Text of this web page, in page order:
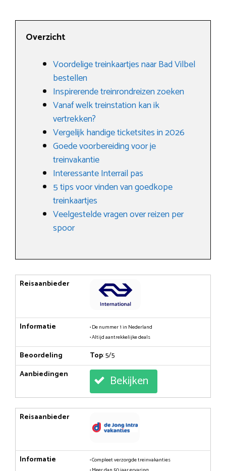
Overzicht
Voordelige treinkaartjes naar Bad Vilbel
bestellen
Inspirerende treinrondreizen zoeken
Vanaf welk treinstation kan ik
vertrekken?
Vergelijk handige ticketsites in 2026
Goede voorbereiding voor je
treinvakantie
Interessante Interrail pas
5 tips voor vinden van goedkope
treinkaartjes
Veelgestelde vragen over reizen per
spoor
Reisaanbieder
Informatie
• De nummer 1 in Nederland
• Altijd aantrekkelijke deals
Beoordeling Top: 5/5
Aanbiedingen
Bekijken
Reisaanbieder
Informatie
• Compleet verzorgde treinvakanties